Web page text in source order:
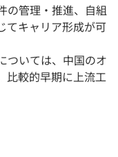
の管理・推進、自組
てキャリア形成が可
ついては、中国のオ
比較的早期に上流工